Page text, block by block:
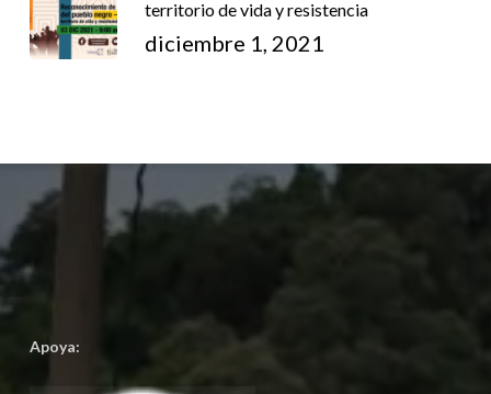
territorio de vida y resistencia
diciembre 1, 2021
Apoya: